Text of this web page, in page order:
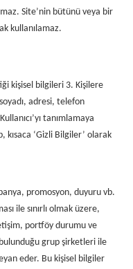
Site’nin bütünü veya bir
kullanılamaz.
kişisel bilgileri 3. Kişilere
adresi, telefon
tanımlamaya
‘Gizli Bilgiler’ olarak
promosyon, duyuru vb.
ile sınırlı olmak üzere,
portföy durumu ve
grup şirketleri ile
eder. Bu kişisel bilgiler